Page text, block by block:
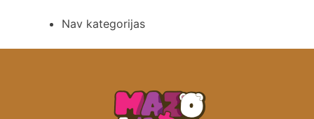
Nav kategorijas